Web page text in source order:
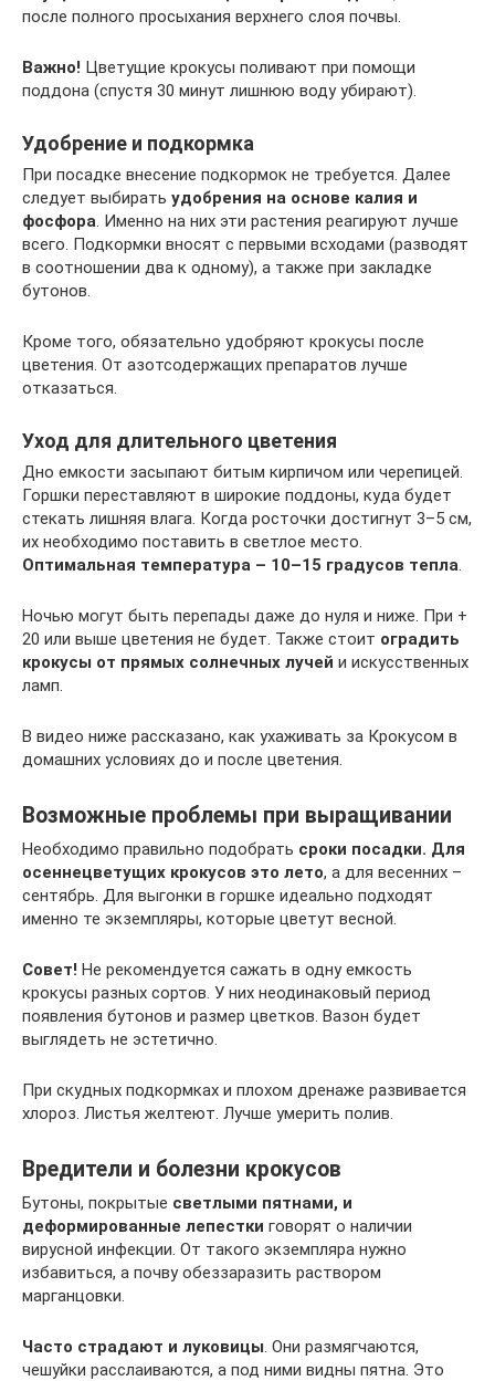
после полного просыхания верхнего слоя почвы.
Важно! Цветущие крокусы поливают при помощи
поддона (спустя 30 минут лишнюю воду убирают).
Удобрение и подкормка
При посадке внесение подкормок не требуется. Далее
следует выбирать удобрения на основе калия и
фосфора. Именно на них эти растения реагируют лучше
всего. Подкормки вносят с первыми всходами (разводят
в соотношении два к одному), а также при закладке
бутонов.
Кроме того, обязательно удобряют крокусы после
цветения. От азотсодержащих препаратов лучше
отказаться.
Уход для длительного цветения
Дно емкости засыпают битым кирпичом или черепицей.
Горшки переставляют в широкие поддоны, куда будет
стекать лишняя влага. Когда росточки достигнут 3–5 см,
их необходимо поставить в светлое место.
Оптимальная температура – 10–15 градусов тепла.
Ночью могут быть перепады даже до нуля и ниже. При +
20 или выше цветения не будет. Также стоит оградить
крокусы от прямых солнечных лучей и искусственных
ламп.
В видео ниже рассказано, как ухаживать за Крокусом в
домашних условиях до и после цветения.
Возможные проблемы при выращивании
Необходимо правильно подобрать сроки посадки. Для
осеннецветущих крокусов это лето, а для весенних –
сентябрь. Для выгонки в горшке идеально подходят
именно те экземпляры, которые цветут весной.
Совет! Не рекомендуется сажать в одну емкость
крокусы разных сортов. У них неодинаковый период
появления бутонов и размер цветков. Вазон будет
выглядеть не эстетично.
При скудных подкормках и плохом дренаже развивается
хлороз. Листья желтеют. Лучше умерить полив.
Вредители и болезни крокусов
Бутоны, покрытые светлыми пятнами, и
деформированные лепестки говорят о наличии
вирусной инфекции. От такого экземпляра нужно
избавиться, а почву обеззаразить раствором
марганцовки.
Часто страдают и луковицы. Они размягчаются,
чешуйки расслаиваются, а под ними видны пятна. Это